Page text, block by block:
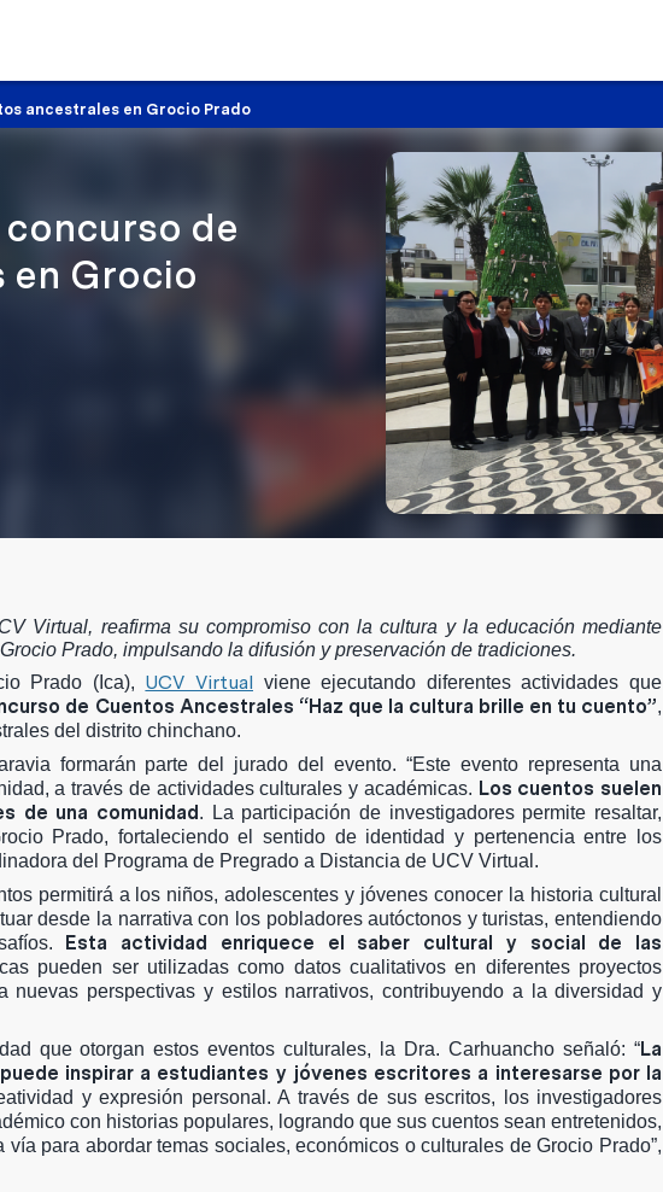
ancestrales en Grocio Prado
de
en Grocio
Virtual, reafirma su compromiso con la cultura y la educación mediante
Prado, impulsando la difusión y preservación de tradiciones.
Prado (Ica), UCV Virtual viene ejecutando diferentes actividades que
de Cuentos Ancestrales “Haz que la cultura brille en tu cuento”,
del distrito chinchano.
formarán parte del jurado del evento. “Este evento representa una
a través de actividades culturales y académicas. Los cuentos suelen
de una comunidad. La participación de investigadores permite resaltar,
Prado, fortaleciendo el sentido de identidad y pertenencia entre los
del Programa de Pregrado a Distancia de UCV Virtual.
permitirá a los niños, adolescentes y jóvenes conocer la historia cultural
desde la narrativa con los pobladores autóctonos y turistas, entendiendo
Esta actividad enriquece el saber cultural y social de las
pueden ser utilizadas como datos cualitativos en diferentes proyectos
nuevas perspectivas y estilos narrativos, contribuyendo a la diversidad y
que otorgan estos eventos culturales, la Dra. Carhuancho señaló: “La
inspirar a estudiantes y jóvenes escritores a interesarse por la
y expresión personal. A través de sus escritos, los investigadores
con historias populares, logrando que sus cuentos sean entretenidos,
para abordar temas sociales, económicos o culturales de Grocio Prado”,